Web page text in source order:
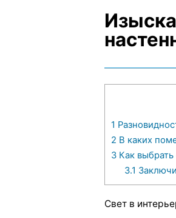
1
2 В каких
3 Как
3.1
Свет в